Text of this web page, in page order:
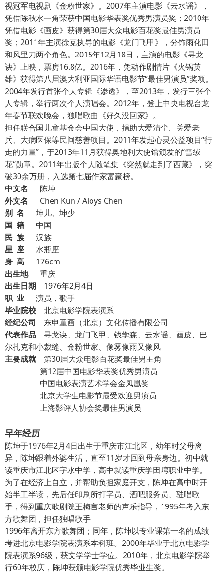
视冠军电视剧《金粉世家》。2007年主演电影《云水谣》，
凭借陈秋水一角荣获中国电影华表奖优秀男演员奖；2010年
凭借电影《画皮》获得第30届大众电影百花奖最佳男演员
奖；2011年主演徐克执导的电影《龙门飞甲》，分饰雨化田
和风里刀两个角色。2015年12月18日，主演的电影《寻龙
诀》上映，票房16.8亿。2016年，凭动作剧情片《火锅英
雄》获得第八届澳大利亚国际华语电影节“最佳男演员”奖项。
2004年发行首张个人专辑《渗透》，至2013年，发行三张个
人专辑，举行两次个人演唱会。2012年，登上中央电视台龙
年春节联欢晚会，独唱歌曲《好久没回家》。
担任联合国儿童基金会中国大使，捐助大爱清尘、关爱老
兵、大病医保等民间慈善项目。2011年发起心灵公益项目“行
走的力量”，于2013年11月获得奥地利大使馆颁发的“雪绒
花“勋章。2011年出版个人随笔集《突然就走到了西藏》，突
破30余万册，入选第七届作家富豪榜。
中文名 陈坤
外文名 Chen Kun / Aloys Chen
别 名 坤儿、坤少
国 籍 中国
民 族 汉族
星 座 水瓶座
身 高 176cm
出生地重庆
出生日期 1976年2月4日
职 业
演员，歌手
毕业院校 北京电影学院表演系
经纪公司 东申童画（北京）文化传播有限公司
代表作品 寻龙诀、龙门飞甲、钱学森、云水谣、画皮、巴
尔扎克和小裁缝、金粉世家、像雾像雨又像风
主要成就第30届大众电影百花奖最佳男主角
第12届中国电影华表奖优秀男演员
中国电影表演艺术学会金凤凰奖
北京大学生电影节最受欢迎男演员
上海影评人协会奖最佳男演员
早年经历
陈坤于1976年2月4日出生于重庆市江北区，幼年时父母离
异，陈坤跟着外婆生活，直至11岁才回到母亲身边。初中就
读重庆市江北区字水中学，高中就读重庆学田塆职业中学。
为了在经济上自立，并帮助负担家庭开支，陈坤在高中时开
始半工半读，先后任印刷所打字员、酒吧服务员、驻唱歌
手，得到重庆歌剧院王梅言老师的声乐指导，1995年考入东
方歌舞团，担任独唱歌手
1996年离开东方歌舞团；同年，陈坤以专业课第一名的成绩
考进北京电影学院表演系本科班。2000年毕业于北京电影学
院表演系96级，获文学学士学位。2010年，北京电影学院举
行60年校庆，陈坤获颁电影学院优秀毕业生奖。